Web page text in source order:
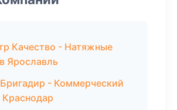
Качество - Натяжные
Ярославль
- Коммерческий
Краснодар